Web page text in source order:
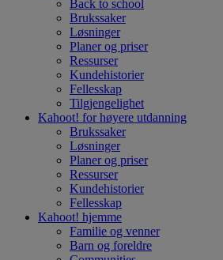
Back to school
Brukssaker
Løsninger
Planer og priser
Ressurser
Kundehistorier
Fellesskap
Tilgjengelighet
Kahoot! forhøyere utdanning
Brukssaker
Løsninger
Planer og priser
Ressurser
Kundehistorier
Fellesskap
Kahoot! hjemme
Familie og venner
Barn og foreldre